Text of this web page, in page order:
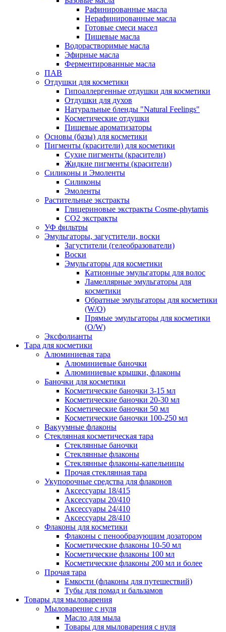
Рафинированные масла
Нерафинированные масла
Готовые смеси масел
Пищевые масла
Водорастворимые масла
Эфирные масла
Ферментированные масла
ПАВ
Отдушки для косметики
Гипоаллергенные отдушки для косметики
Отдушки для духов
Натуральные бленды "Natural Feelings"
Косметические отдушки
Пищевые ароматизаторы
Основы (базы) для косметики
Пигменты (красители) для косметики
Сухие пигменты (красители)
Жидкие пигменты (красители)
Силиконы и Эмоленты
Силиконы
Эмоленты
Растительные экстракты
Глицериновые экстракты Cosme-phytamis
СО2 экстракты
УФ фильтры
Эмульгаторы, загустители, воски
Загустители (гелеобразователи)
Воски
Эмульгаторы для косметики
Катионные эмульгаторы для волос
Ламеллярные эмульгаторы для
косметики
Обратные эмульгаторы для косметики
(W/O)
Прямые эмульгаторы для косметики
(O/W)
Эксфолианты
Тара для косметики
Алюминиевая тара
Алюминиевые баночки
Алюминиевые крышки, флаконы
Баночки для косметики
Косметические баночки 3-15 мл
Косметические баночки 20-30 мл
Косметические баночки 50 мл
Косметические баночки 100-250 мл
Вакуумные флаконы
Стеклянная косметическая тара
Стеклянные баночки
Стеклянные флаконы
Стеклянные флаконы-капельницы
Прочая стеклянная тара
Укупорочные средства для флаконов
Аксессуары 18/415
Аксессуары 20/410
Аксессуары 24/410
Аксессуары 28/410
Флаконы для косметики
Флаконы с пенообразующим дозатором
Косметические флаконы 10-50 мл
Косметические флаконы 100 мл
Косметические флаконы 200 мл и более
Прочая тара
Емкости (флаконы для путешествий)
Тубы для помад и бальзамов
Товары для мыловарения
Мыловарение с нуля
Масло для мыла
Товары для мыловарения с нуля